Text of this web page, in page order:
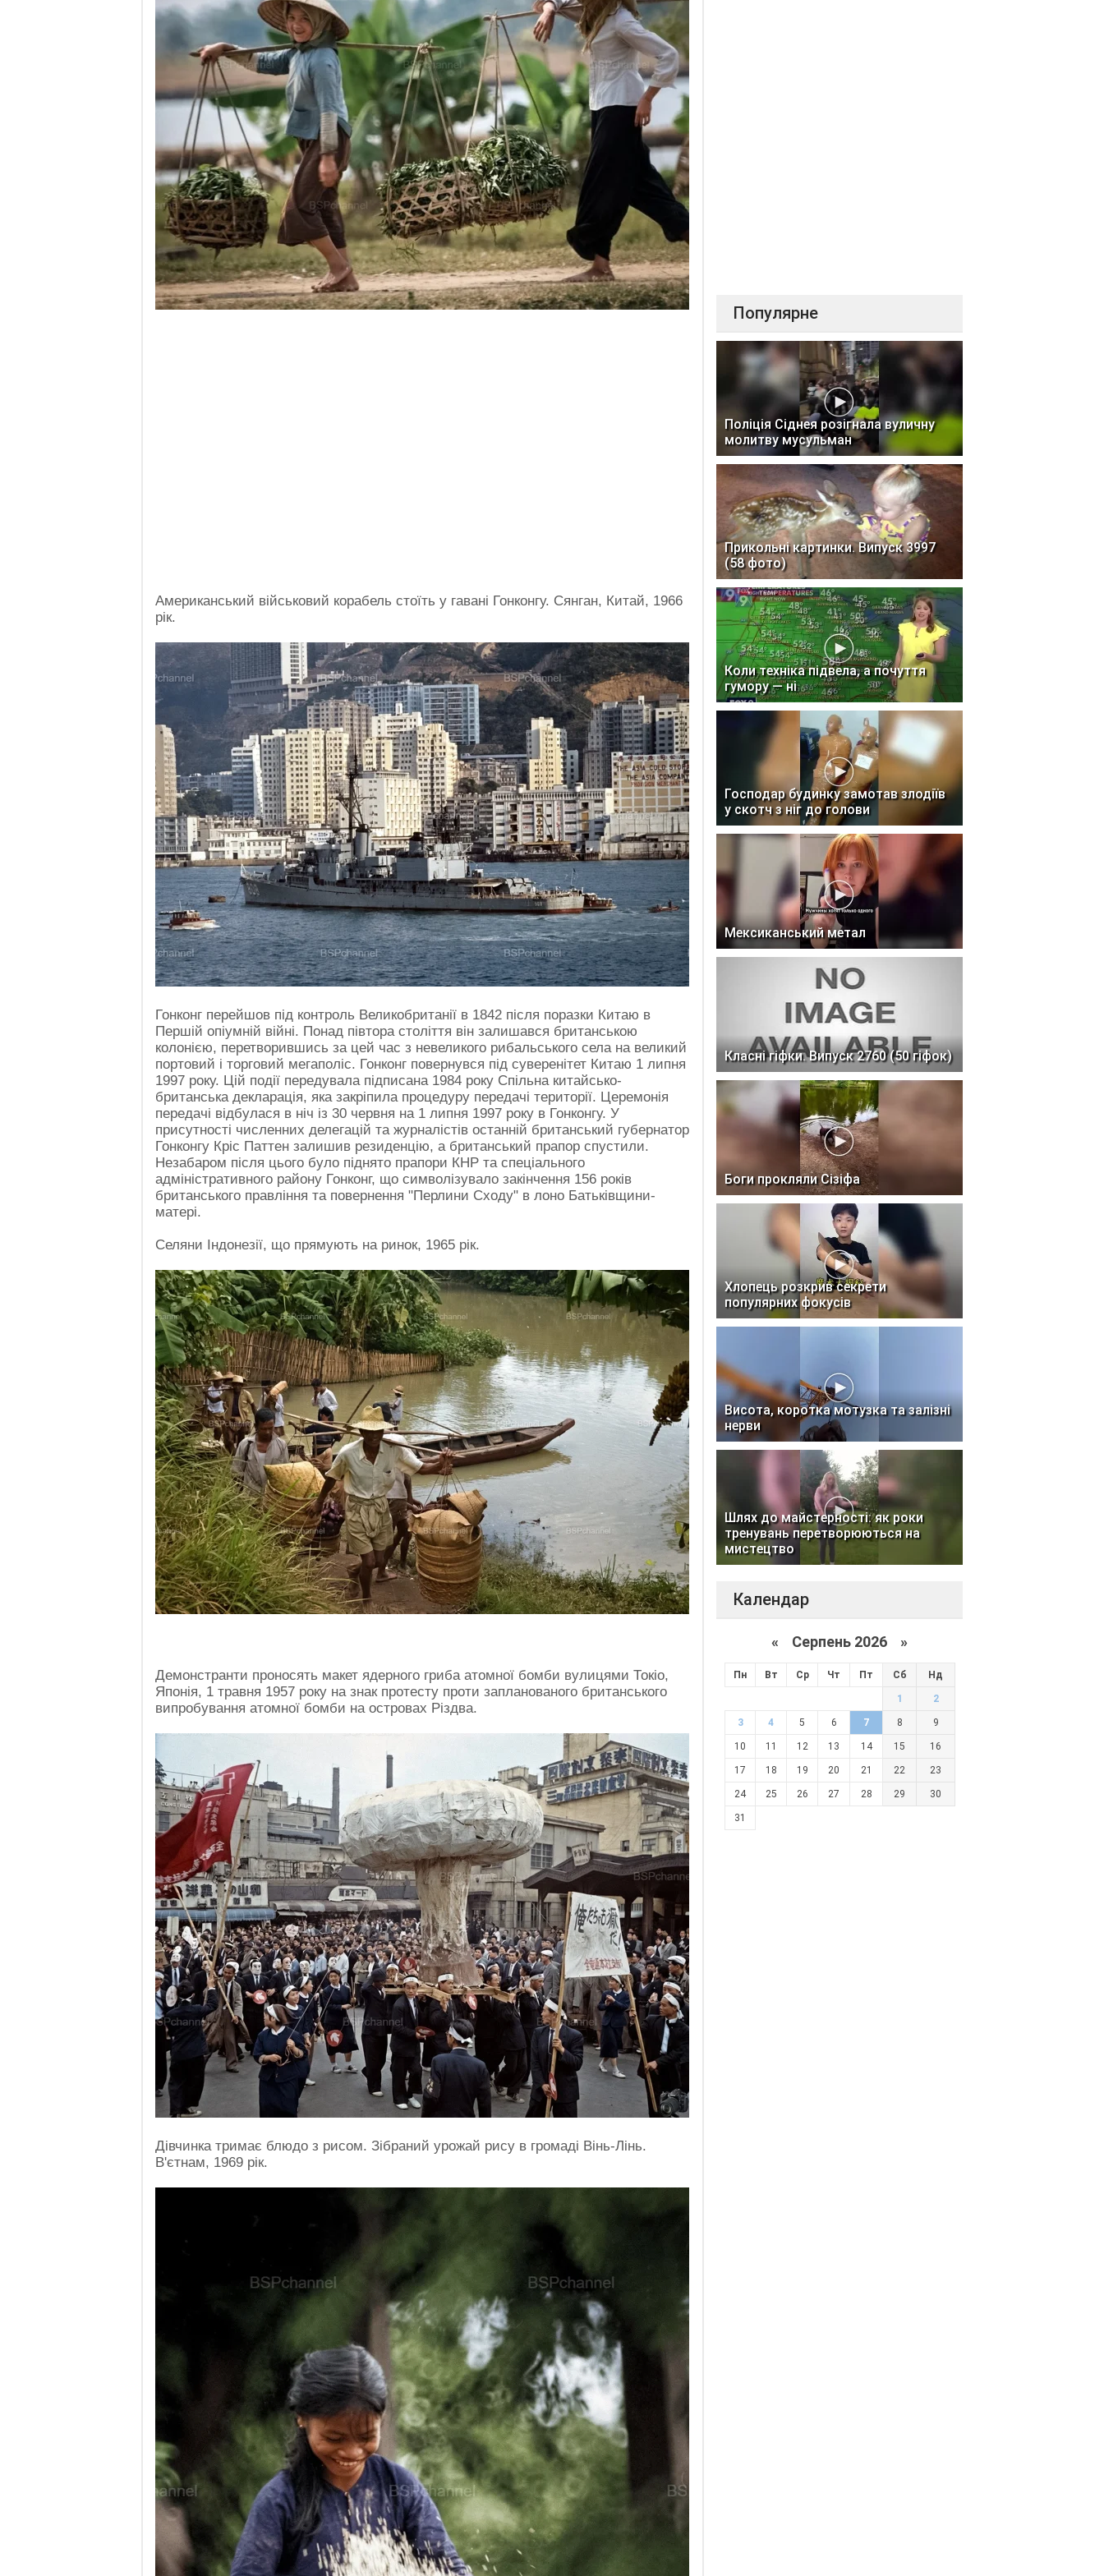
Американський військовий корабель стоїть у гавані Гонконгу. Сянган, Китай, 1966
рік.
Гонконг перейшов під контроль Великобританії в 1842 після поразки Китаю в
Першій опіумній війні. Понад півтора століття він залишався британською
колонією, перетворившись за цей час з невеликого рибальського села на великий
портовий і торговий мегаполіс. Гонконг повернувся під суверенітет Китаю 1 липня
1997 року. Цій події передувала підписана 1984 року Спільна китайсько-
британська декларація, яка закріпила процедуру передачі території. Церемонія
передачі відбулася в ніч із 30 червня на 1 липня 1997 року в Гонконгу. У
присутності численних делегацій та журналістів останній британський губернатор
Гонконгу Кріс Паттен залишив резиденцію, а британський прапор спустили.
Незабаром після цього було піднято прапори КНР та спеціального
адміністративного району Гонконг, що символізувало закінчення 156 років
британського правління та повернення "Перлини Сходу" в лоно Батьківщини-
матері.
Селяни Індонезії, що прямують на ринок, 1965 рік.
Демонстранти проносять макет ядерного гриба атомної бомби вулицями Токіо,
Японія, 1 травня 1957 року на знак протесту проти запланованого британського
випробування атомної бомби на островах Різдва.
Дівчинка тримає блюдо з рисом. Зібраний урожай рису в громаді Вінь-Лінь.
В'єтнам, 1969 рік.
Популярне
Поліція Сіднея розігнала вуличну
молитву мусульман
Прикольні картинки. Випуск 3997
(58 фото)
Коли техніка підвела, а почуття
гумору — ні
Господар будинку замотав злодіїв
у скотч з ніг до голови
Мексиканський метал
Класні гіфки. Випуск 2760 (50 гіфок)
Боги прокляли Сізіфа
Хлопець розкрив секрети
популярних фокусів
Висота, коротка мотузка та залізні
нерви
Шлях до майстерності: як роки
тренувань перетворюються на
мистецтво
Календар
« Серпень 2026 »
Пн Вт Ср Чт Пт Сб Нд
1 2
3 4 5 6 7 8 9
10 11 12 13 14 15 16
17 18 19 20 21 22 23
24 25 26 27 28 29 30
31